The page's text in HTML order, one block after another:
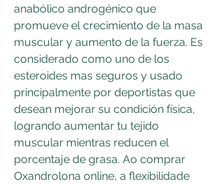
anabólico androgénico que
promueve el crecimiento de la masa
muscular y aumento de la fuerza. Es
considerado como uno de los
esteroides mas seguros y usado
principalmente por deportistas que
desean mejorar su condición física,
logrando aumentar tu tejido
muscular mientras reducen el
porcentaje de grasa. Ao comprar
Oxandrolona online, a flexibilidade